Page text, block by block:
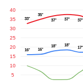
a este
das
5
10
15
20
25
30
35
40
33°
35°
37°
37° 37°
16° 16°
18° 18°
17°